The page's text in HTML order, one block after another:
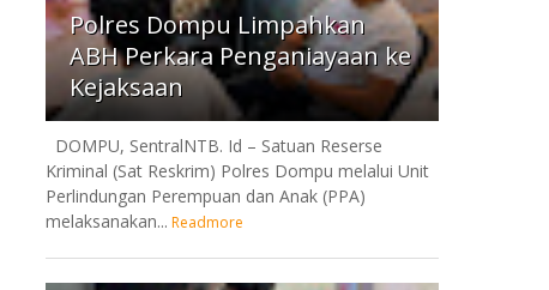
Polres Dompu Limpahkan
ABH Perkara Penganiayaan ke
Kejaksaan
DOMPU, SentralNTB. Id – Satuan Reserse
Kriminal (Sat Reskrim) Polres Dompu melalui Unit
Perlindungan Perempuan dan Anak (PPA)
melaksanakan... Readmore
7